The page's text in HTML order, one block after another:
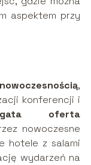
aspektem przy
,
konferencji i
oferta
nowoczesne
hotele z salami
wydarzeń na